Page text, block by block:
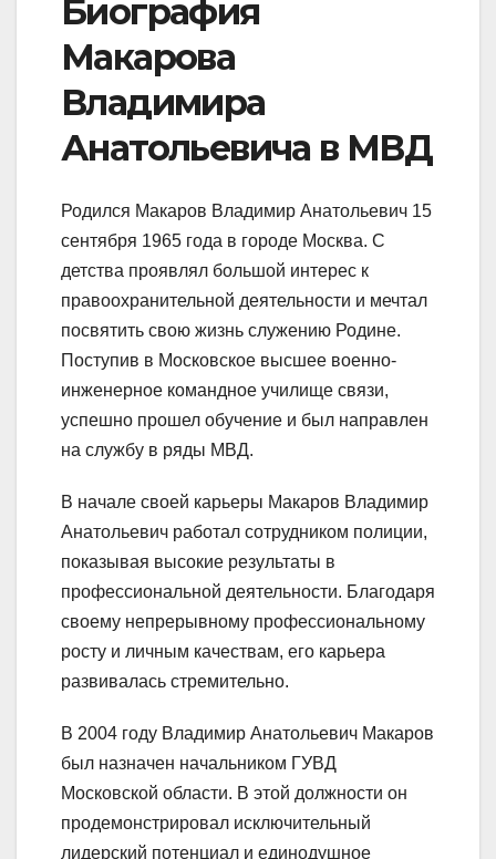
Биография
Макарова
Владимира
Анатольевича в МВД
Родился Макаров Владимир Анатольевич 15
сентября 1965 года в городе Москва. С
детства проявлял большой интерес к
правоохранительной деятельности и мечтал
посвятить свою жизнь служению Родине.
Поступив в Московское высшее военно-
инженерное командное училище связи,
успешно прошел обучение и был направлен
на службу в ряды МВД.
В начале своей карьеры Макаров Владимир
Анатольевич работал сотрудником полиции,
показывая высокие результаты в
профессиональной деятельности. Благодаря
своему непрерывному профессиональному
росту и личным качествам, его карьера
развивалась стремительно.
В 2004 году Владимир Анатольевич Макаров
был назначен начальником ГУВД
Московской области. В этой должности он
продемонстрировал исключительный
лидерский потенциал и единодушное